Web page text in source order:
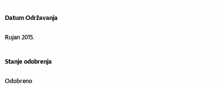
Datum Održavanja
Rujan 2015.
Stanje odobrenja
Odobreno